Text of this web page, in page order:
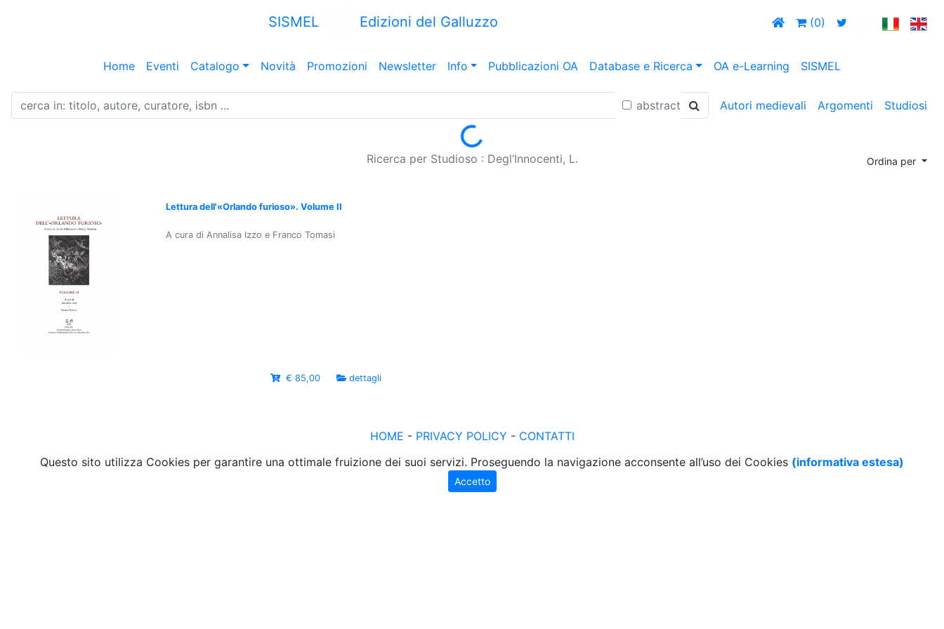
SISMEL Edizioni del Galluzzo (0)
Home Eventi Catalogo Novità Promozioni Newsletter Info Pubblicazioni OA Database e Ricerca OA e-Learning SISMEL
abstract Autori medievali Argomenti Studiosi
Loading...
Ricerca per Studioso : Degl’Innocenti, L. Ordina per
Lettura dell'«Orlando furioso». Volume II
A cura di Annalisa Izzo e Franco Tomasi
€ 85,00 dettagli
HOME - PRIVACY POLICY - CONTATTI
Questo sito utilizza Cookies per garantire una ottimale fruizione dei suoi servizi. Proseguendo la navigazione acconsente all’uso dei Cookies (informativa estesa)
Accetto